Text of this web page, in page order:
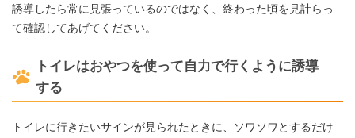
誘導したら常に見張っているのではなく、終わった頃を見計らっ
て確認してあげてください。
トイレはおやつを使って自力で行くように誘導
する
トイレに行きたいサインが見られたときに、ソワソワとするだけ